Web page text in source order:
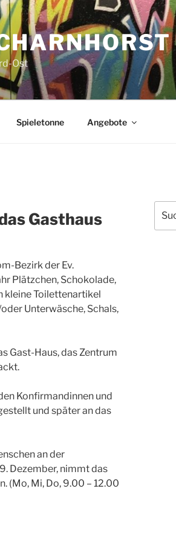
Ost
Spieletonne Angebote
Gasthaus
Bezirk der Ev.
Plätzchen, Schokolade,
kleine Toilettenartikel
Unterwäsche, Schals,
Gast-Haus, das Zentrum
Konfirmandinnen und
und später an das
an der
Dezember, nimmt das
(Mo, Mi, Do, 9.00 – 12.00
nach: